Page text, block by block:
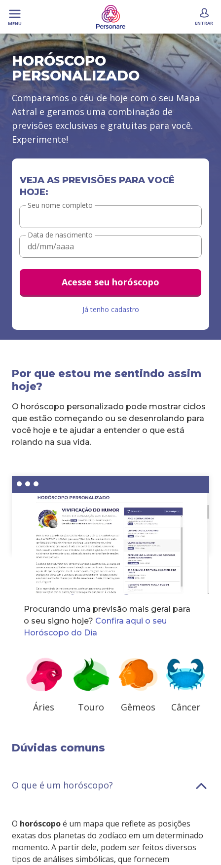
MENU ENTRAR
HORÓSCOPO
PERSONALIZADO
Comparamos o céu de hoje com o seu Mapa
Astral e geramos uma combinação de
previsões exclusivas e gratuitas para você.
Experimente!
VEJA AS PREVISÕES PARA VOCÊ
HOJE:
Seu nome completo
Data de nascimento
Acesse seu horóscopo
Já tenho cadastro
Por que estou me sentindo assim
hoje?
O horóscopo personalizado pode mostrar ciclos
que estão começando ou se desenrolando para
você hoje e te ajudar a entender o que está
rolando na sua vida.
Horóscopo dos signos
Procurando uma previsão mais geral para
o seu signo hoje? Confira aqui o seu
Horóscopo do Dia
Áries Touro Gêmeos Câncer
Dúvidas comuns
O que é um horóscopo?
O horóscopoé um mapa que reflete as posições
exatas dos planetas do zodíaco em um determinado
momento. A partir dele, podem ser feitos diversos
tipos de análises simbólicas, que fornecem